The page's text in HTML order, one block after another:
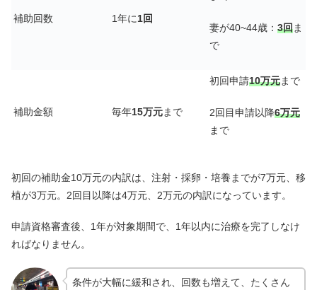
補助回数 1年に1回
妻が40~44歳： 3回ま
で
補助金額 毎年15万元まで
初回申請10万元まで
2回目申請以降6万元
まで
初回の補助金10万元の内訳は、注射・採卵・培養までが7万元、移
植が3万元。2回目以降は4万元、2万元の内訳になっています。
申請資格審査後、1年が対象期間で、1年以内に治療を完了しなけ
ればなりません。
条件が大幅に緩和され、回数も増えて、たくさん